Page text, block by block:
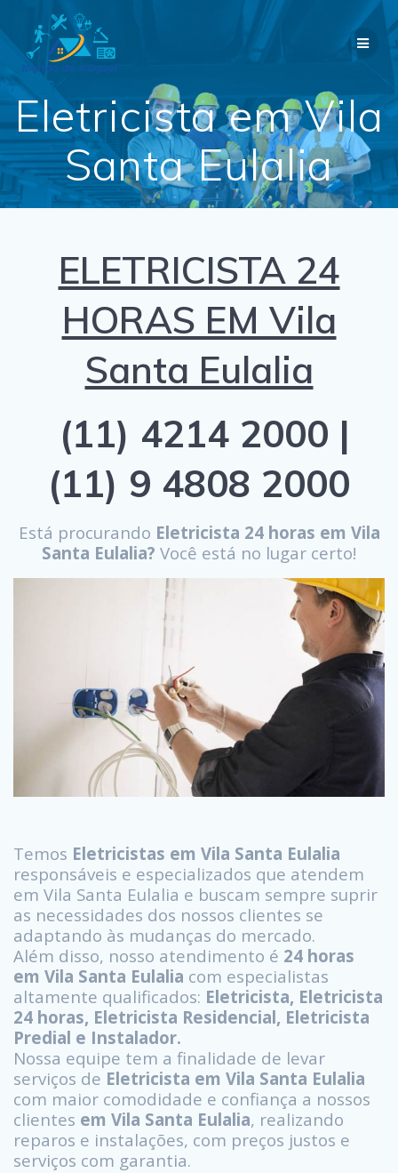
Eletricista em Vila
Santa Eulalia
ELETRICISTA 24
HORAS EM Vila
Santa Eulalia
(11) 4214 2000 |
(11) 9 4808 2000
Está procurando Eletricista 24 horas em Vila
Santa Eulalia? Você está no lugar certo!
Temos Eletricistas em Vila Santa Eulalia
responsáveis e especializados que atendem
em Vila Santa Eulalia e buscam sempre suprir
as necessidades dos nossos clientes se
adaptando às mudanças do mercado.
Além disso, nosso atendimento é 24 horas
em Vila Santa Eulalia com especialistas
altamente qualificados: Eletricista, Eletricista
24 horas, Eletricista Residencial, Eletricista
Predial e Instalador.
Nossa equipe tem a finalidade de levar
serviços de Eletricista em Vila Santa Eulalia
com maior comodidade e confiança a nossos
clientes em Vila Santa Eulalia, realizando
reparos e instalações, com preços justos e
serviços com garantia.